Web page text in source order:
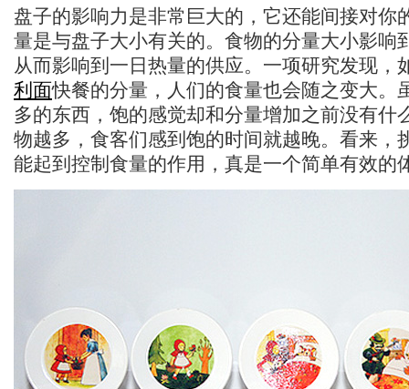
盘子的影响力是非常巨大的，它还能间接对你
量是与盘子大小有关的。食物的分量大小影响
从而影响到一日热量的供应。一项研究发现，
利面快餐的分量，人们的食量也会随之变大。
多的东西，饱的感觉却和分量增加之前没有什
物越多，食客们感到饱的时间就越晚。看来，
能起到控制食量的作用，真是一个简单有效的